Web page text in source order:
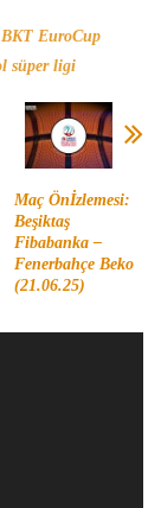
BKT EuroCup
süper ligi
Maç Önİzlemesi:
Beşiktaş
Fibabanka –
Fenerbahçe Beko
(21.06.25)